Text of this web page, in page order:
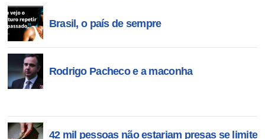
Brasil, o país de sempre
Rodrigo Pacheco e a maconha
42 mil pessoas não estariam presas se limite